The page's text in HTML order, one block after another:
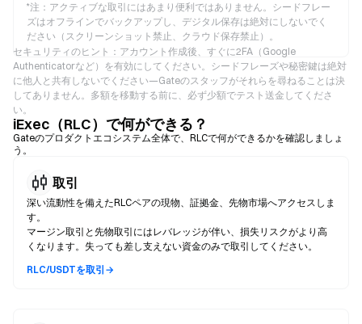
*注：アクティブな取引にはあまり便利ではありません。シードフレー
ズはオフラインでバックアップし、デジタル保存は絶対にしないでく
ださい（スクリーンショット禁止、クラウド保存禁止）。
セキュリティのヒント：アカウント作成後、すぐに2FA（Google
Authenticatorなど）を有効にしてください。シードフレーズや秘密鍵は絶対
に他人と共有しないでください—Gateのスタッフがそれらを尋ねることは決
してありません。多額を移動する前に、必ず少額でテスト送金してくださ
い。
iExec（RLC）で何ができる？
Gateのプロダクトエコシステム全体で、RLCで何ができるかを確認しましょ
う。
取引
深い流動性を備えたRLCペアの現物、証拠金、先物市場へアクセスしま
す。
マージン取引と先物取引にはレバレッジが伴い、損失リスクがより高
くなります。失っても差し支えない資金のみで取引してください。
RLC/USDTを取引→